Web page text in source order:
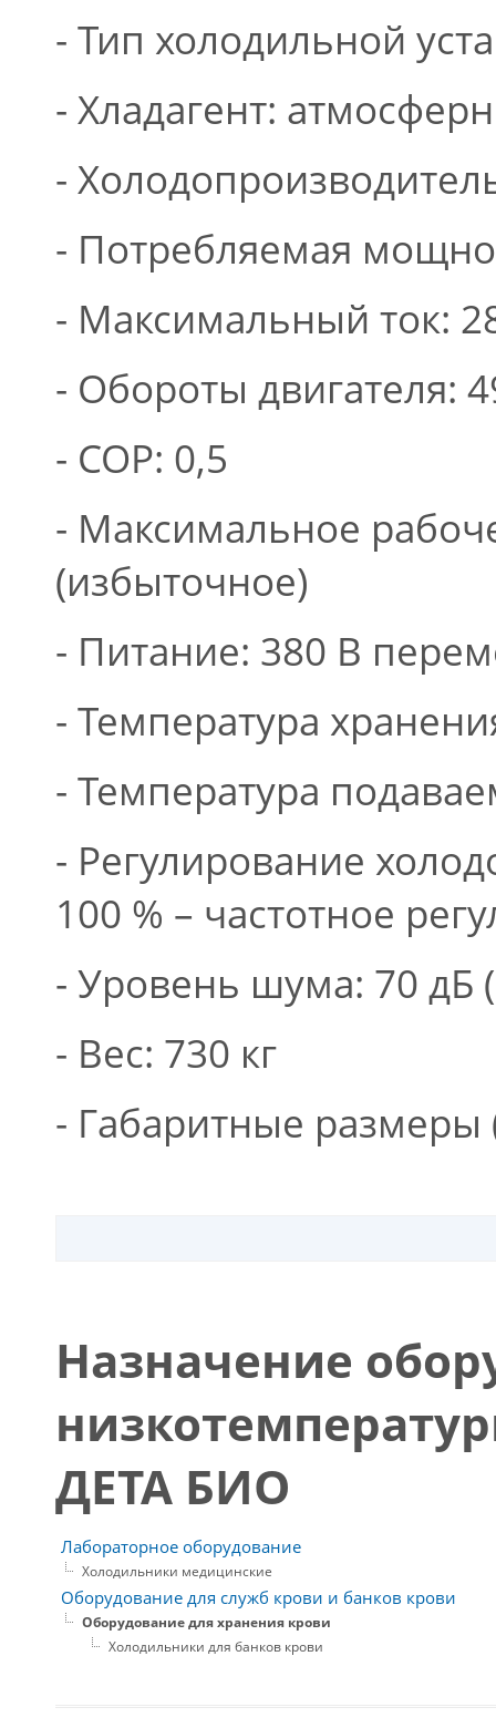
- Тип холодильной
- Хладагент:
-
- Потребляемая
- Максимальный ток:
- Обороты двигателя:
- СОР: 0,5
- Максимальное
(избыточное)
- Питание: 380 В
- Температура
- Температура
- Регулирование
100 % – частотное
- Уровень шума: 70 дБ
- Вес: 730 кг
- Габаритные
Назначение
ДЕТА БИО
Лабораторное оборудование
Холодильники медицинские
Оборудование для служб крови и банков крови
Оборудование для хранения крови
Холодильники для банков крови